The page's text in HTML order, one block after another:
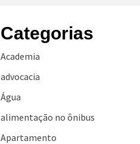
Categorias
Academia
advocacia
Água
alimentação no ônibus
Apartamento